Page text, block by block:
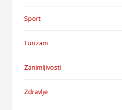
Sport
Turizam
Zanimljivosti
Zdravlje